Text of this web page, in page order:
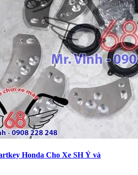
Honda Cho Xe SH Ý và